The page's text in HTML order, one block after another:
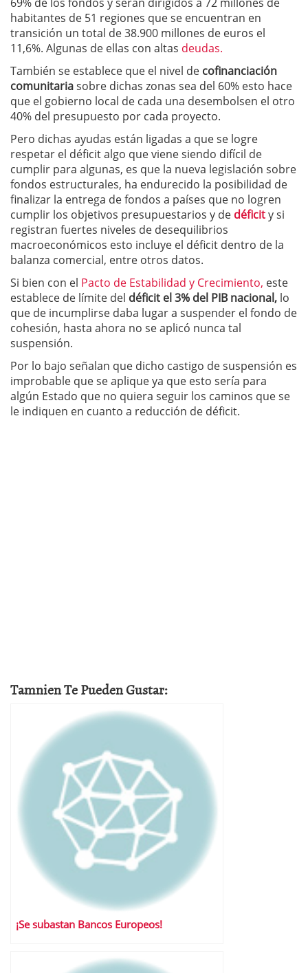
habitantes de 51 regiones que se encuentran en
transición un total de 38.900 millones de euros el
11,6%. Algunas de ellas con altas deudas.
También se establece que el nivel de cofinanciación
comunitariasobre dichas zonas sea del 60% esto hace
que el gobierno local de cada una desembolsen el otro
40% del presupuesto por cada proyecto.
Pero dichas ayudas están ligadas a que se logre
respetar el déficit algo que viene siendo difícil de
cumplir para algunas, es que la nueva legislación sobre
fondos estructurales, ha endurecido la posibilidad de
finalizar la entrega de fondos a países que no logren
cumplir los objetivos presupuestarios y de déficity si
registran fuertes niveles de desequilibrios
macroeconómicos esto incluye el déficit dentro de la
balanza comercial, entre otros datos.
Si bien con el Pacto de Estabilidad y Crecimiento, este
establece de límite del déficit el 3% del PIB nacional, lo
que de incumplirse daba lugar a suspender el fondo de
cohesión, hasta ahora no se aplicó nunca tal
suspensión.
Por lo bajo señalan que dicho castigo de suspensión es
improbable que se aplique ya que esto sería para
algún Estado que no quiera seguir los caminos que se
le indiquen en cuanto a reducción de déficit.
Tamnien Te Pueden Gustar:
¡Se subastan Bancos Europeos!